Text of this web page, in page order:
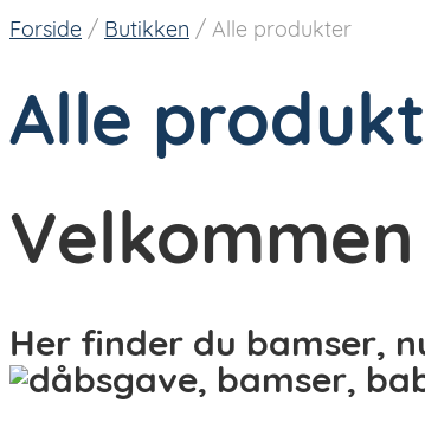
Forside / Butikken / Alle produkter
Alle
Her finder du bamser,